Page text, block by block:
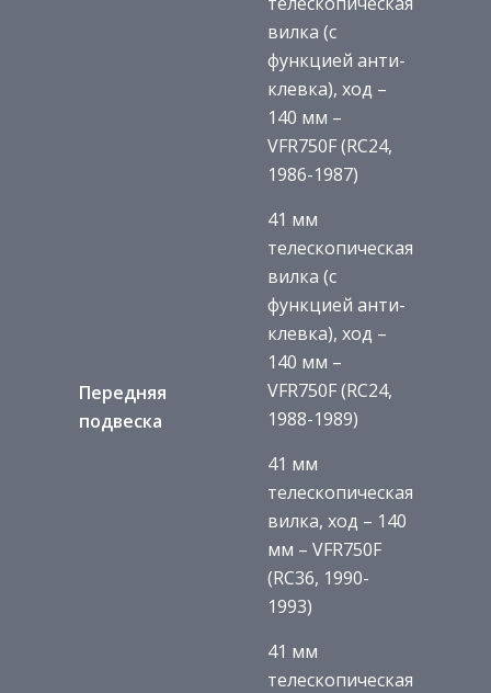
Передняя
подвеска
вилка (с
функцией анти-
клевка), ход –
140 мм –
VFR750F (RC24,
1986-1987)
41 мм
телескопическая
вилка (с
функцией анти-
клевка), ход –
140 мм –
VFR750F (RC24,
1988-1989)
41 мм
телескопическая
вилка, ход – 140
мм – VFR750F
(RC36, 1990-
1993)
41 мм
телескопическая